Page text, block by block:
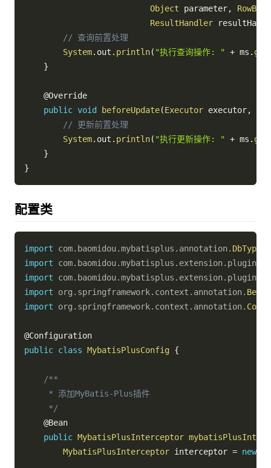
Object parameter,
ResultHandler
// 查询前置处理
System. out . println( "执行查询操作: " + ms .
}
@Override
public void beforeUpdate(Executor executor,
// 更新前置处理
System. out . println( "执行更新操作: " + ms .
}
}
配置类
import com. baomidou.mybatisplus . annotation. DbType
import
com. baomidou.mybatisplus . extension. plugins
import
com. baomidou.mybatisplus . extension. plugins
import
org . springframework. context . annotation. Bean
import
org . springframework. context . annotation.
@Configuration
public class MybatisPlusConfig {
/**
     * 添加MyBatis-Plus插件
     */
@Bean
public MybatisPlusInterceptor
MybatisPlusInterceptor interceptor = new